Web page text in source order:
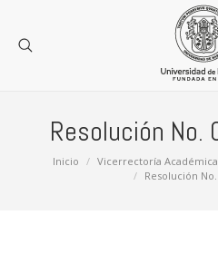
Resolución
Estás aquí:
Inicio Vicerrectoría Académica
Resolución No.